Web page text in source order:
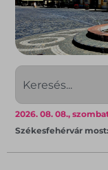
2026. 08. 08.,
Székesfehérvár